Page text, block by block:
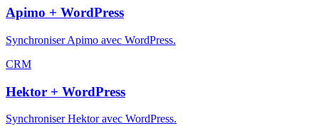
Apimo + WordPress
Synchroniser Apimo avec WordPress.
CRM
Hektor + WordPress
Synchroniser Hektor avec WordPress.